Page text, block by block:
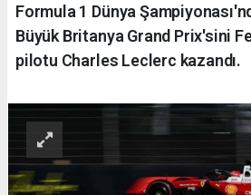
Formula 1 Dünya
Büyük Britanya Grand Prix'sini
pilotu Charles Leclerc kazandı.